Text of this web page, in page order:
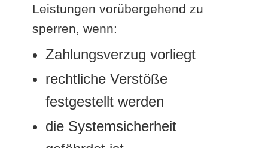
Leistungen vorübergehend zu
sperren, wenn:
Zahlungsverzug vorliegt
rechtliche Verstöße
festgestellt werden
die Systemsicherheit